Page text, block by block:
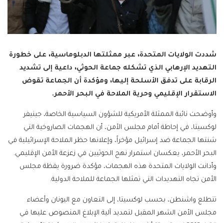
شددت الولايات المتحدة، عبر ممثلتها الدبلوماسية، على خطورة
التهديد الإرهابي الذي تشكله جماعة الحوثي، داعية إلى تشديد
الرقابة على تدفق الأسلحة إليها، ومؤكدة أن الجماعة تقوض
الاستقرار الإقليمي وحرية الملاحة في البحر الأحمر.
وأوضحت نائبة الممثلة الأمريكية للشؤون السياسية الخاصة، جينيفر
لوكسيتا، في إحاطة أمام مجلس الأمن، أن الهجمات الصاروخية التي
شنتها الجماعة ضد إسرائيل مؤخراً، وإعلانها حظر الملاحة الإسرائيلية في
البحر الأحمر، يعكسان استمرار نهج الحوثيين في زعزعة الأمن الإقليمي.
وأدانت الولايات المتحدة هذه الهجمات، مؤكدة ضرورة يقظة مجلس
الأمن تجاه التهديدات التي تمثلها الجماعة للملاحة الدولية.
تتطلع واشنطن، بحسب لوكسيتا، إلى التعاون مع اليونان وأعضاء
مجلس الأمن الشهر المقبل لتمديد آلية الإبلاغ المنصوص عليها في